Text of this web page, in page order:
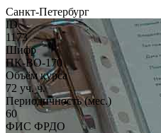
Санкт-Петербург
ID
1173
Шифр
ПК-ВО-170
Объём курса
72 уч. ч.
Периодичность (мес.)
60
ФИС ФРДО